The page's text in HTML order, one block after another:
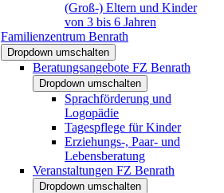
(Groß-) Eltern und Kinder
von 3 bis 6 Jahren
Familienzentrum Benrath
Dropdown umschalten
Beratungsangebote FZ Benrath
Dropdown umschalten
Sprachförderung und
Logopädie
Tagespflege für Kinder
Erziehungs-, Paar- und
Lebensberatung
Veranstaltungen FZ Benrath
Dropdown umschalten